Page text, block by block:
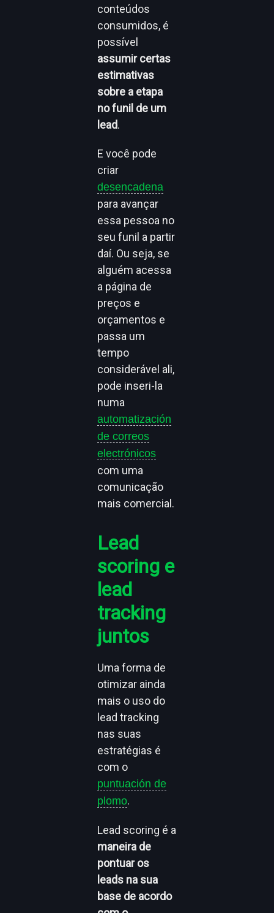
conteúdos
consumidos, é
possível
assumir certas
estimativas
sobre a etapa
no funil de um
lead.
E você pode
criar
desencadena
para avançar
essa pessoa no
seu funil a partir
daí. Ou seja, se
alguém acessa
a página de
preços e
orçamentos e
passa um
tempo
considerável ali,
pode inseri-la
numa
automatización
de correos
electrónicos
com uma
comunicação
mais comercial.
Lead
scoring e
lead
tracking
juntos
Uma forma de
otimizar ainda
mais o uso do
lead tracking
nas suas
estratégias é
com o
puntuación de
plomo.
Lead scoring é a
maneira de
pontuar os
leads na sua
base de acordo